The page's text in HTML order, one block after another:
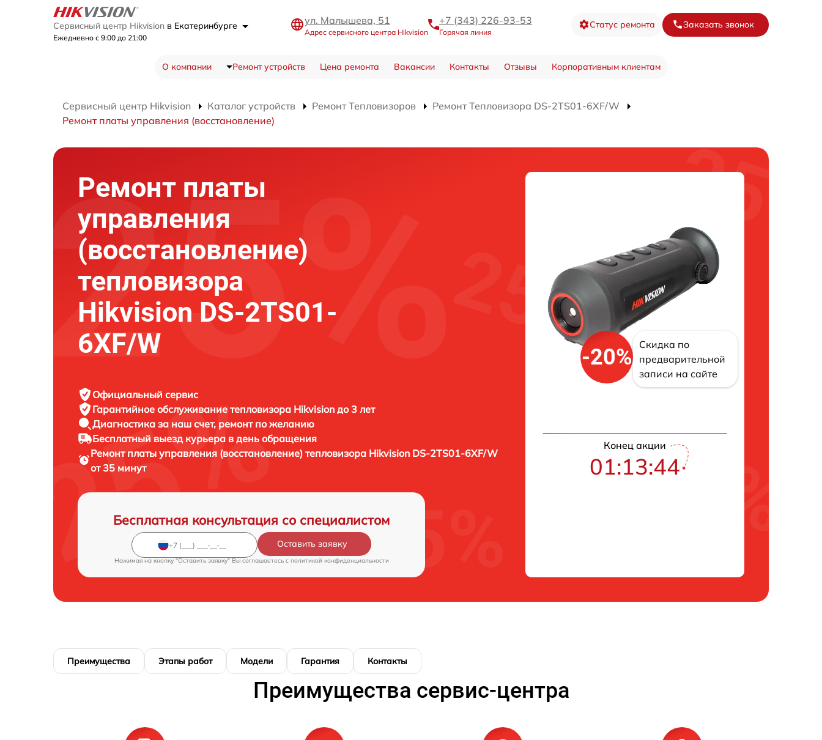
Сервисный центр Hikvision в Екатеринбурге
Ежедневно с 9:00 до 21:00
ул. Малышева, 51
Адрес сервисного центра Hikvision
+7 (343) 226-93-53
Горячая линия
Статус ремонта Заказать звонок
О компании Ремонт устройств Цена ремонта Вакансии Контакты Отзывы Корпоративным клиентам
Сервисный центр Hikvision Каталог устройств Ремонт Тепловизоров
Ремонт Тепловизора DS-2TS01-6XF/W
Ремонт платы управления (восстановление)
Ремонт платы
управления
(восстановление)
тепловизора
Hikvision DS-2TS01-
6XF/W
Официальный сервис
Гарантийное обслуживание тепловизора Hikvision до 3 лет
Диагностика за наш счет, ремонт по желанию
Бесплатный выезд курьера в день обращения
Ремонт платы управления (восстановление) тепловизора Hikvision DS-2TS01-6XF/W
от 35 минут
Бесплатная консультация со специалистом
Оставить заявку
Нажимая на кнопку "Оставить заявку" Вы соглашаетесь c политикой конфиденциальности
-20%
Скидка по
предварительной
записи на сайте
Конец акции
01:13:43
Преимущества Этапы работ Модели Гарантия Контакты
Преимущества сервис-центра